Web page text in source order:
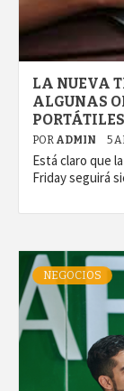
LA NUEVA
ALGUNAS
POR ADMIN 5
Está claro que
Friday seguirá
NEGOCIOS